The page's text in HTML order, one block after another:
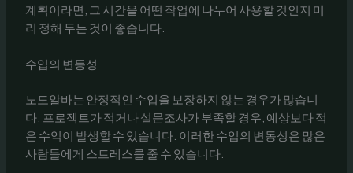
계획이라면, 그 시간을 어떤 작업에 나누어 사용할 것인지 미
리 정해 두는 것이 좋습니다.
수입의 변동성
노도알바는 안정적인 수입을 보장하지 않는 경우가 많습니
다. 프로젝트가 적거나 설문조사가 부족할 경우, 예상보다 적
은 수익이 발생할 수 있습니다. 이러한 수입의 변동성은 많은
사람들에게 스트레스를 줄 수 있습니다.